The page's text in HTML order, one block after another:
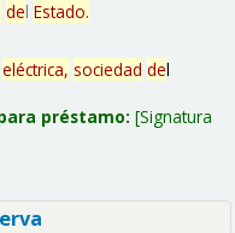
del Estado.
eléctrica, sociedad del
préstamo: Signatura